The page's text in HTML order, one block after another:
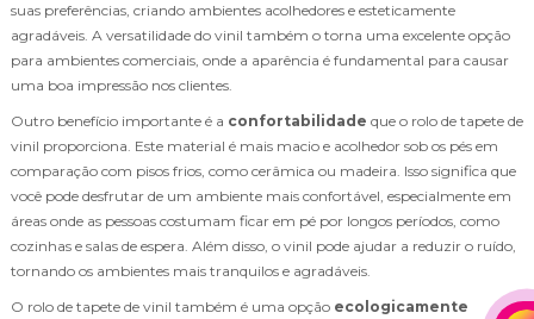
suas preferências, criando ambientes acolhedores e esteticamente
agradáveis. A versatilidade do vinil também o torna uma excelente opção
para ambientes comerciais, onde a aparência é fundamental para causar
uma boa impressão nos clientes.
Outro benefício importante é a confortabilidade que o rolo de tapete de
vinil proporciona. Este material é mais macio e acolhedor sob os pés em
comparação com pisos frios, como cerâmica ou madeira. Isso significa que
você pode desfrutar de um ambiente mais confortável, especialmente em
áreas onde as pessoas costumam ficar em pé por longos períodos, como
cozinhas e salas de espera. Além disso, o vinil pode ajudar a reduzir o ruído,
tornando os ambientes mais tranquilos e agradáveis.
O rolo de tapete de vinil também é uma opção ecologicamente